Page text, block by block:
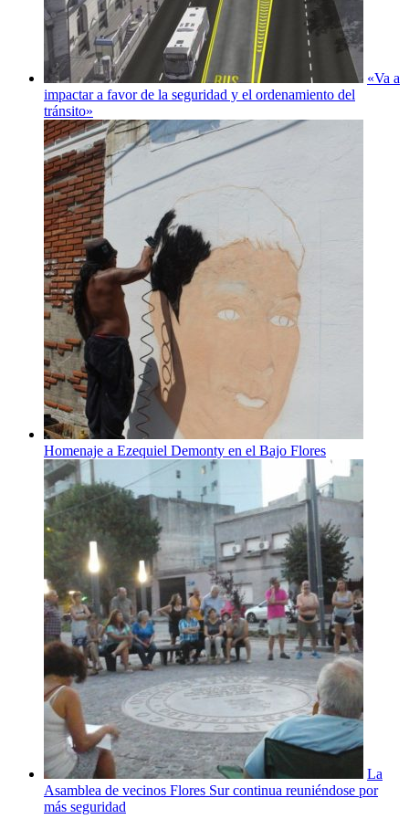
«Va a
impactar a favor de la seguridad y el ordenamiento del
tránsito»
Homenaje a Ezequiel Demonty en el Bajo Flores
La
Asamblea de vecinos Flores Sur continua reuniéndose por
más seguridad